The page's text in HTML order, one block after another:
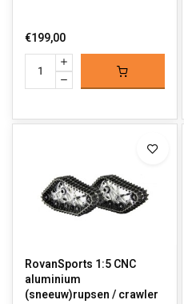
€199,00
RovanSports 1:5 CNC
aluminium
(sneeuw)rupsen / crawler